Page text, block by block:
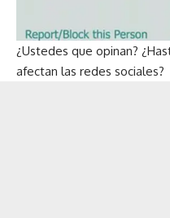
¿Ustedes que opinan?
afectan las redes sociales?